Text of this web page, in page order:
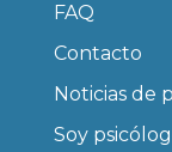
FAQ
Contacto
Noticias de
Soy